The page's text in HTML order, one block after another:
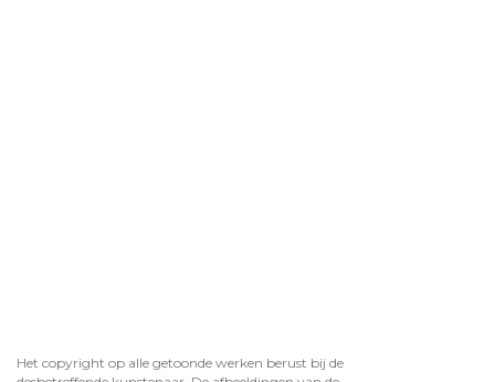
Het copyright op alle getoonde werken berust bij de